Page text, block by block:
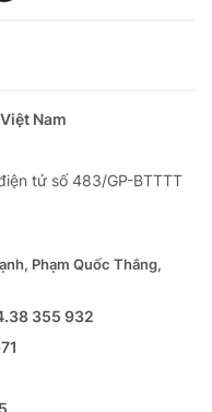
Nam
tử số 483/GP-BTTTT
Phạm Quốc Thắng,
355 932